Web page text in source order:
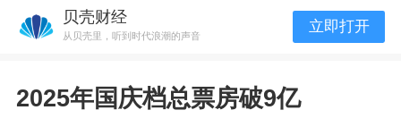
贝壳财经
从贝壳里，听到时代浪潮的声音
立即打开
2025年国庆档总票房破9亿